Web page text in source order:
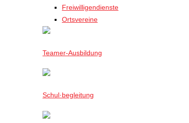
Freiwilligendienste
Ortsvereine
Teamer-Ausbildung
Schul·begleitung